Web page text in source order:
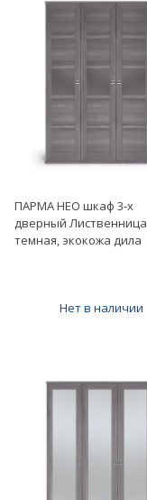
ПАРМА НЕО шкаф 3-х
дверный Лиственница
темная, экокожа дила
Нет в наличии